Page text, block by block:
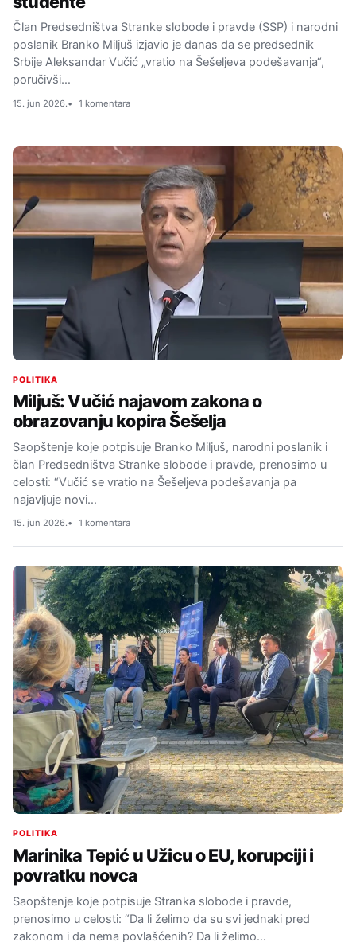
Član Predsedništva Stranke slobode i pravde (SSP) i narodni
poslanik Branko Miljuš izjavio je danas da se predsednik
Srbije Aleksandar Vučić „vratio na Šešeljeva podešavanja“,
poručivši…
15. jun 2026. 1 komentara
POLITIKA
Miljuš: Vučić najavom zakona o
obrazovanju kopira Šešelja
Saopštenje koje potpisuje Branko Miljuš, narodni poslanik i
član Predsedništva Stranke slobode i pravde, prenosimo u
celosti: “Vučić se vratio na Šešeljeva podešavanja pa
najavljuje novi…
15. jun 2026. 1 komentara
POLITIKA
Marinika Tepić u Užicu o EU, korupciji i
povratku novca
Saopštenje koje potpisuje Stranka slobode i pravde,
prenosimo u celosti: “Da li želimo da su svi jednaki pred
zakonom i da nema povlašćenih? Da li želimo…